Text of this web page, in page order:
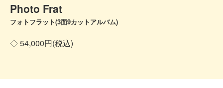
Photo Frat
フォトフラット(3面9カットアルバム)
◇ 54,000円(税込)